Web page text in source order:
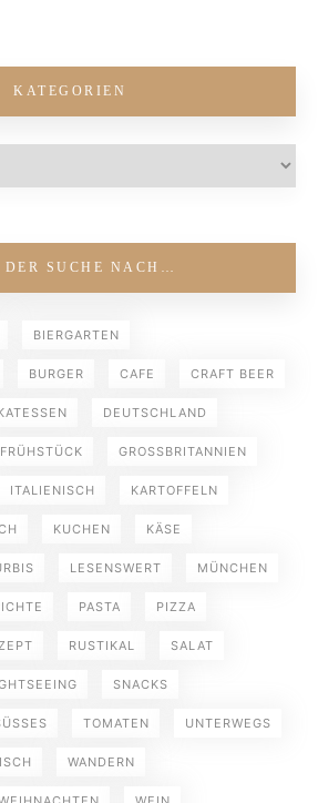
KATEGORIEN
DER SUCHE NACH…
BIERGARTEN
BURGER CAFE CRAFT BEER
DEUTSCHLAND
FRÜHSTÜCK GROSSBRITANNIEN
ITALIENISCH KARTOFFELN
KUCHEN KÄSE
LESENSWERT MÜNCHEN
PASTA PIZZA
RUSTIKAL SALAT
SNACKS
TOMATEN UNTERWEGS
WANDERN